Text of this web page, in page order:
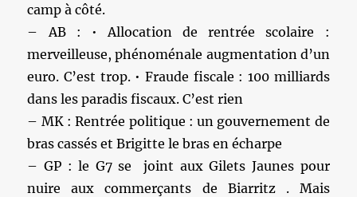
camp à côté.
– AB : • Allocation de rentrée scolaire :
merveilleuse, phénoménale augmentation d’un
euro. C’est trop. • Fraude fiscale : 100 milliards
dans les paradis fiscaux. C’est rien
– MK : Rentrée politique : un gouvernement de
bras cassés et Brigitte le bras en écharpe
– GP : le G7 se joint aux Gilets Jaunes pour
nuire aux commerçants de Biarritz . Mais